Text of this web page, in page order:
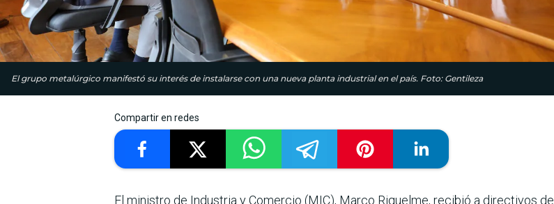
El grupo metalúrgico manifestó su interés de instalarse con una nueva planta industrial en el país. Foto: Gentileza
Compartir en redes
El ministro de Industria y Comercio (MIC), Marco Riquelme, recibió a directivos del